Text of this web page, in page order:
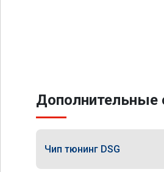
Дополнительные
Чип тюнинг DSG